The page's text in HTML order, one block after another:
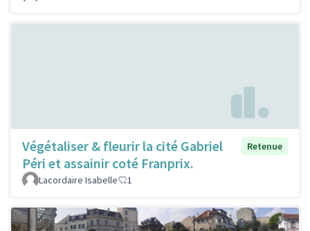
Végétaliser & fleurir la cité Gabriel
Péri et assainir coté Franprix.
Retenue
Lacordaire Isabelle 1